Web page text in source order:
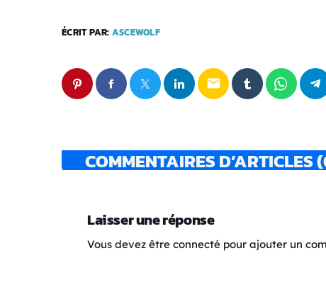
ÉCRIT PAR: ASCEWOLF
email
COMMENTAIRES D’ARTICLES
Laisser une réponse
Vous devez être connecté pour ajouter un